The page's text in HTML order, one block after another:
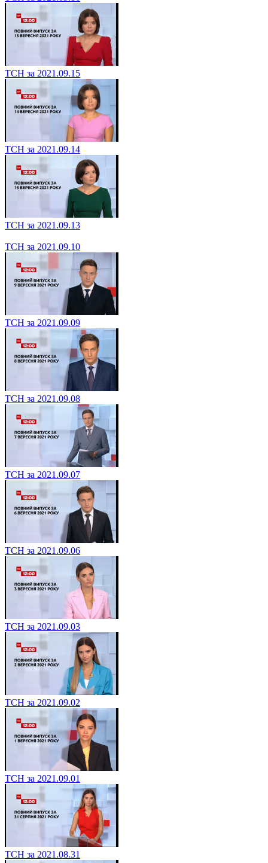
ТСН за 2021.09.15
ТСН за 2021.09.14
ТСН за 2021.09.13
ТСН за 2021.09.10
ТСН за 2021.09.09
ТСН за 2021.09.08
ТСН за 2021.09.07
ТСН за 2021.09.06
ТСН за 2021.09.03
ТСН за 2021.09.02
ТСН за 2021.09.01